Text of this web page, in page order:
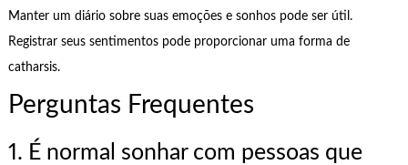
Manter um diário sobre suas emoções e sonhos pode ser útil.
Registrar seus sentimentos pode proporcionar uma forma de
catharsis.
Perguntas Frequentes
1. É normal sonhar com pessoas que